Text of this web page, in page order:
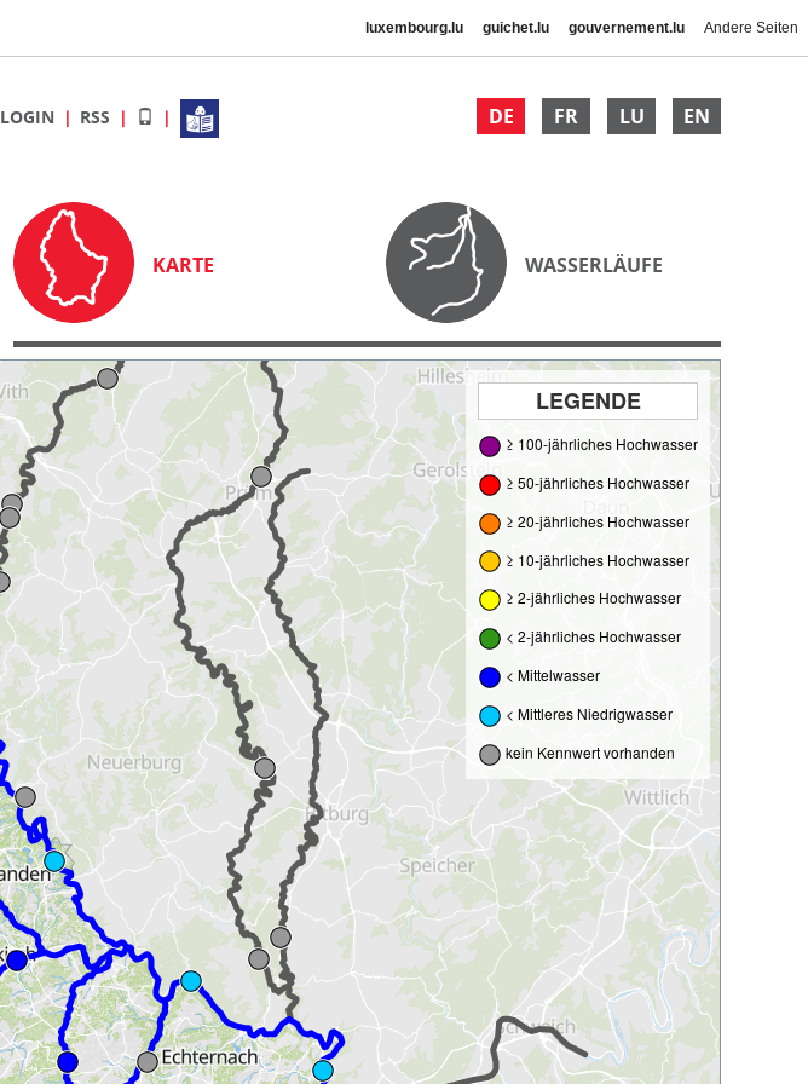
luxembourg.lu guichet.lu gouvernement.lu Andere Seiten
DE FR LU EN
LOGIN RSS
KARTE WASSERLÄUFE
LEGENDE
≥ 100-jährliches Hochwasser
≥ 50-jährliches Hochwasser
≥ 20-jährliches Hochwasser
≥ 10-jährliches Hochwasser
≥ 2-jährliches Hochwasser
< 2-jährliches Hochwasser
< Mittelwasser
< Mittleres Niedrigwasser
kein Kennwert vorhanden